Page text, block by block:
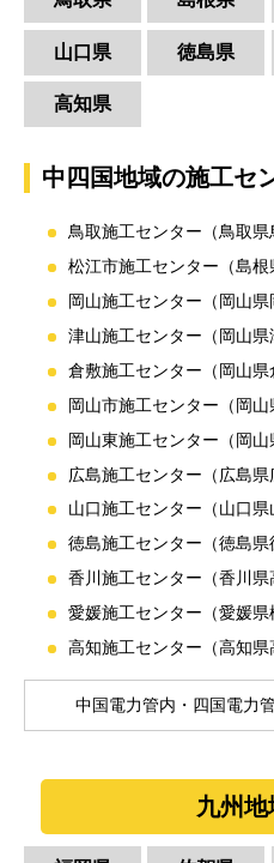
山口県 徳島県
高知県
中四国地域の施工セ
鳥取施工センター（鳥取県
松江市施工センター（島根
岡山施工センター（岡山県
津山施工センター（岡山県
倉敷施工センター（岡山県
岡山市施工センター（岡山
岡山東施工センター（岡山
広島施工センター（広島県
山口施工センター（山口県
徳島施工センター（徳島県
香川施工センター（香川県
愛媛施工センター（愛媛県
高知施工センター（高知県
中国電力管内・四国電力
九州